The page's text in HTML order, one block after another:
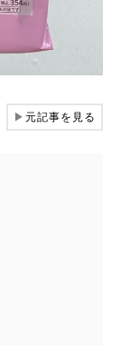
▶元記事を見る